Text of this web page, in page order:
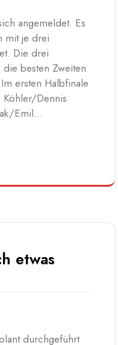
angemeldet. Es
mit je drei
Die drei
besten Zweiten
ersten Halbfinale
Köhler/Dennis
Emil…
etwas
durchgeführt